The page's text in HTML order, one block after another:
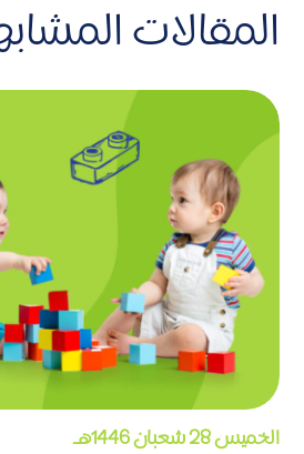
المقالات
الخميس 28 شعبان 1446هـ